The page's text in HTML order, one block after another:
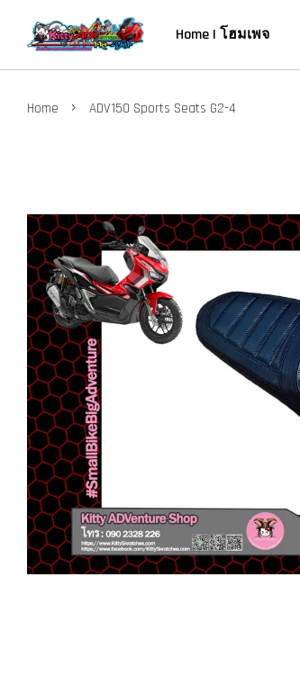
Home | โฮมเพจ
Home › ADV150 Sports Seats G2-4